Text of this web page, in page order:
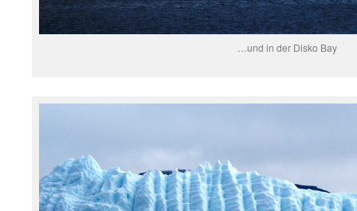
…und in der Disko Bay